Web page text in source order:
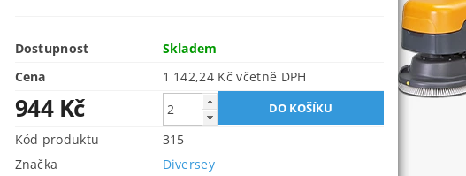
Dostupnost
Skladem
Cena
1 142,24 Kč včetně DPH
944 Kč
Kód produktu
315
Značka
Diversey